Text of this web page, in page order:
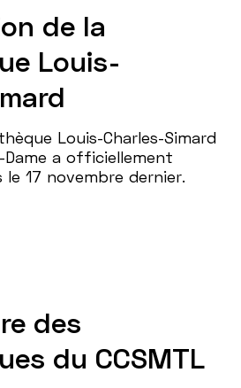
de la
Louis-
Louis-Charles-Simard
Dame a officiellement
17 novembre dernier.
des
du CCSMTL